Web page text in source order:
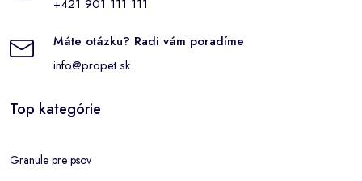
+421 901 111 111
Máte otázku? Radi vám poradíme
info@propet.sk
Top kategórie
Granule pre psov